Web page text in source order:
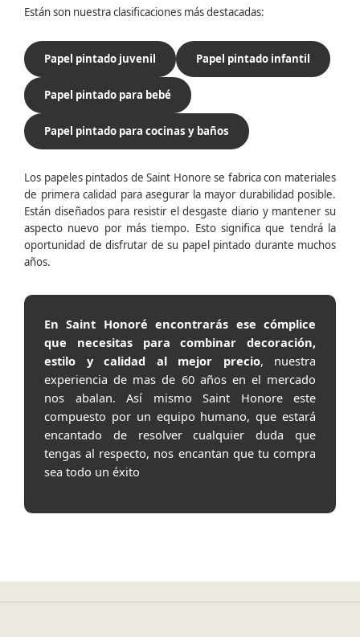
Están son nuestra clasificaciones más destacadas:
Papel pintado juvenil Papel pintado infantil
Papel pintado para bebé
Papel pintado para cocinas y baños
Los papeles pintados de Saint Honore se fabrica con materiales
de primera calidad para asegurar la mayor durabilidad posible.
Están diseñados para resistir el desgaste diario y mantener su
aspecto nuevo por más tiempo. Esto significa que tendrá la
oportunidad de disfrutar de su papel pintado durante muchos
años.
En Saint Honoré encontrarás ese cómplice
que necesitas para combinar decoración,
estilo y calidad al mejor precio, nuestra
experiencia de mas de 60 años en el mercado
nos abalan. Así mismo Saint Honore este
compuesto por un equipo humano, que estará
encantado de resolver cualquier duda que
tengas al respecto, nos encantan que tu compra
sea todo un éxito